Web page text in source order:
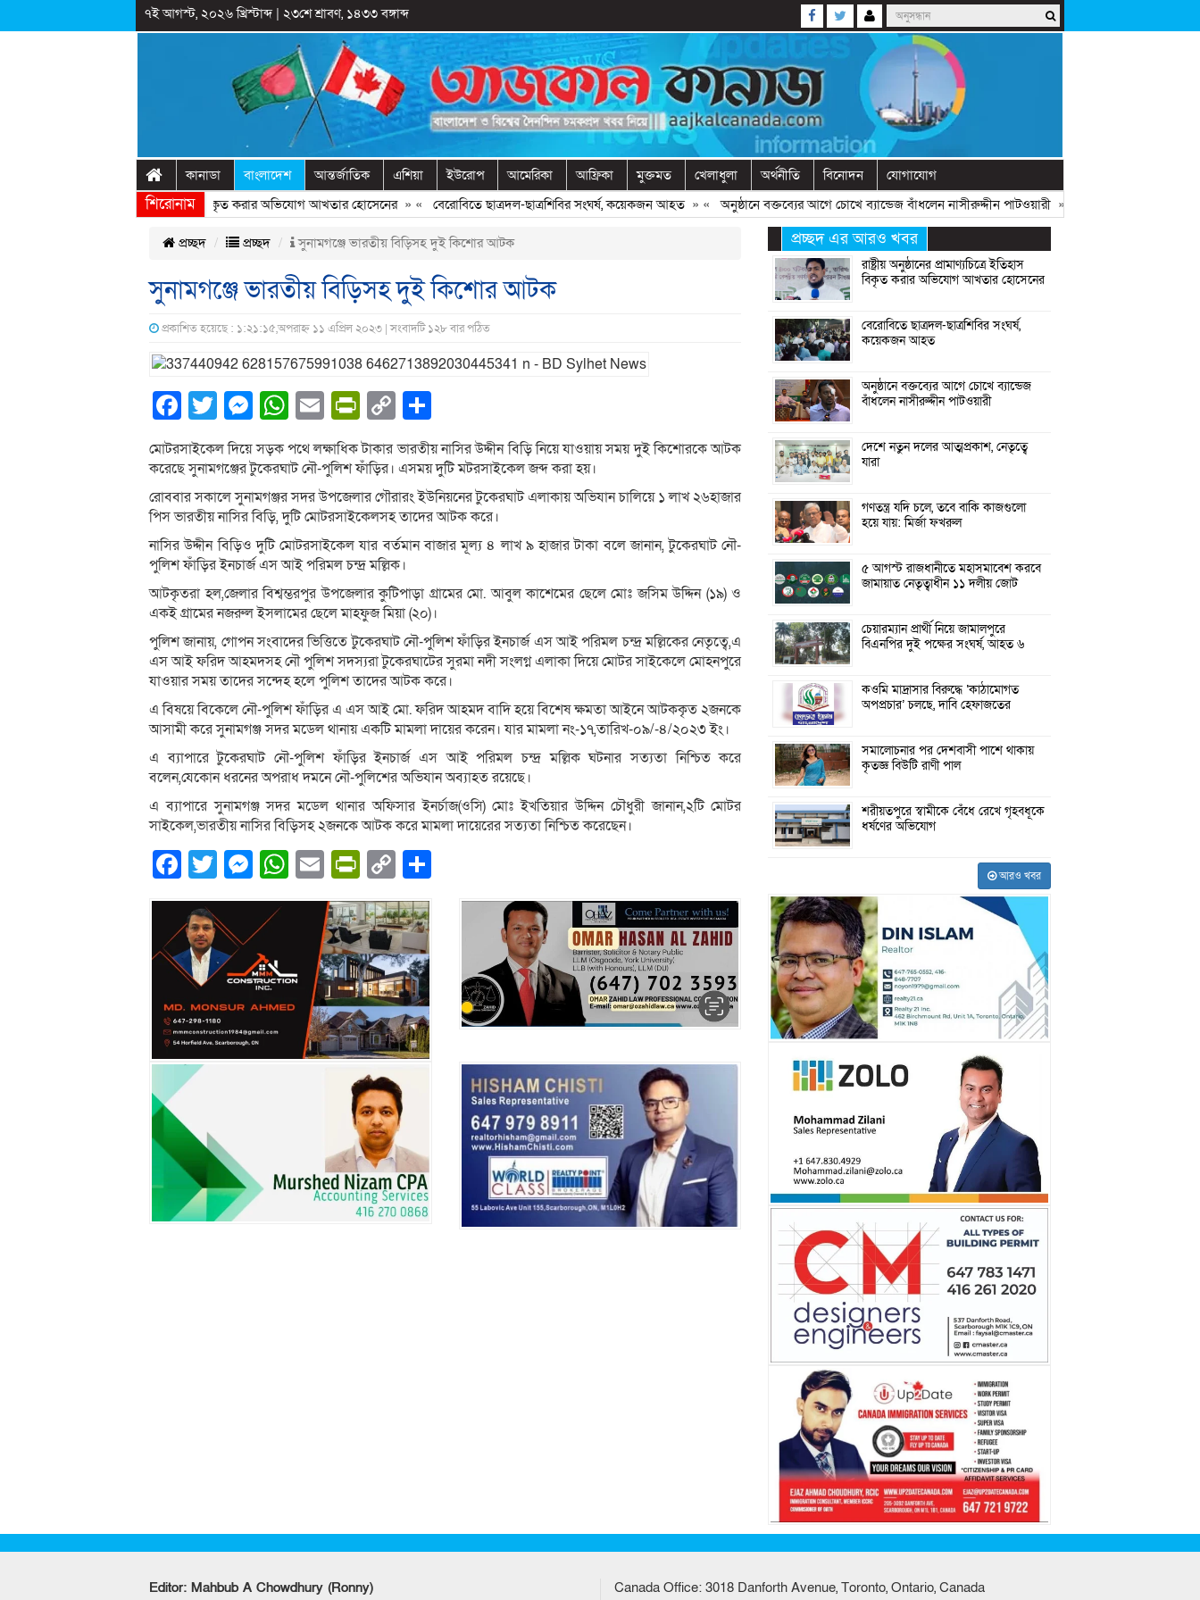
৭ই আগস্ট, ২০২৬ খ্রিস্টাব্দ| ২৩শে শ্রাবণ, ১৪৩৩ বঙ্গাব্দ
কানাডা বাংলাদেশ আন্তর্জাতিক এশিয়া ইউরোপ আমেরিকা আফ্রিকা মুক্তমত খেলাধুলা অর্থনীতি বিনোদন যোগাযোগ
শিরোনাম
অনুষ্ঠানের প্রামাণ্যচিত্রে ইতিহাস বিকৃত করার অভিযোগ আখতার হোসেনের» «বেরোবিতে ছাত্রদল-ছাত্রশিবির সংঘর্ষ, কয়েকজন আহত» «অনুষ্ঠানে বক্তব্যের আগে চোখে ব্যান্ডেজ বাঁধলেন নাসীরুদ্দীন পাটওয়ারী» «দেশে নতুন দলের আত্মপ্রকাশ,
প্রচ্ছদ প্রচ্ছদ সুনামগঞ্জে ভারতীয় বিড়িসহ দুই কিশোর আটক
সুনামগঞ্জে ভারতীয় বিড়িসহ দুই কিশোর আটক
প্রকাশিত হয়েছে : ১:২১:১৫,অপরাহ্ন ১১ এপ্রিল ২০২৩ | সংবাদটি ১২৮ বার পঠিত
Facebook
Twitter
Messenger
WhatsApp
EmailPrintFriendly
Copy
Link
মোটরসাইকেল দিয়ে সড়ক পথে লক্ষাধিক টাকার ভারতীয় নাসির উদ্দীন বিড়ি নিয়ে যাওয়ায় সময় দুই কিশোরকে আটক
করেছে সুনামগঞ্জের টুকেরঘাট নৌ-পুলিশ ফাঁড়ির। এসময় দুটি মটরসাইকেল জব্দ করা হয়।
রোববার সকালে সুনামগঞ্জর সদর উপজেলার গৌরারং ইউনিয়নের টুকেরঘাট এলাকায় অভিযান চালিয়ে ১ লাখ ২৬হাজার
পিস ভারতীয় নাসির বিড়ি, দুটি মোটরসাইকেলসহ তাদের আটক করে।
নাসির উদ্দীন বিড়িও দুটি মোটরসাইকেল যার বর্তমান বাজার মূল্য ৪ লাখ ৯ হাজার টাকা বলে জানান, টুকেরঘাট নৌ-
পুলিশ ফাঁড়ির ইনচার্জ এস আই পরিমল চন্দ্র মল্লিক।
আটকৃতরা হল,জেলার বিশ্বম্ভরপুর উপজেলার কুটিপাড়া গ্রামের মো. আবুল কাশেমের ছেলে মোঃ জসিম উদ্দিন (১৯) ও
একই গ্রামের নজরুল ইসলামের ছেলে মাহফুজ মিয়া (২০)।
পুলিশ জানায়, গোপন সংবাদের ভিত্তিতে টুকেরঘাট নৌ-পুলিশ ফাঁড়ির ইনচার্জ এস আই পরিমল চন্দ্র মল্লিকের নেতৃত্বে,এ
এস আই ফরিদ আহমদসহ নৌ পুলিশ সদস্যরা টুকেরঘাটের সুরমা নদী সংলগ্ন এলাকা দিয়ে মোটর সাইকেলে মোহনপুরে
যাওয়ার সময় তাদের সন্দেহ হলে পুলিশ তাদের আটক করে।
এ বিষয়ে বিকেলে নৌ-পুলিশ ফাঁড়ির এ এস আই মো. ফরিদ আহমদ বাদি হয়ে বিশেষ ক্ষমতা আইনে আটককৃত ২জনকে
আসামী করে সুনামগঞ্জ সদর মডেল থানায় একটি মামলা দায়ের করেন। যার মামলা নং-১৭,তারিখ-০৯/-৪/২০২৩ ইং।
এ ব্যাপারে টুকেরঘাট নৌ-পুলিশ ফাঁড়ির ইনচার্জ এস আই পরিমল চন্দ্র মল্লিক ঘটনার সত্যতা নিশ্চিত করে
বলেন,যেকোন ধরনের অপরাধ দমনে নৌ-পুলিশের অভিযান অব্যাহত রয়েছে।
এ ব্যাপারে সুনামগঞ্জ সদর মডেল থানার অফিসার ইনর্চাজ(ওসি) মোঃ ইখতিয়ার উদ্দিন চৌধুরী জানান,২টি মোটর
সাইকেল,ভারতীয় নাসির বিড়িসহ ২জনকে আটক করে মামলা দায়েরের সত্যতা নিশ্চিত করেছেন।
Facebook
Twitter
Messenger
WhatsApp
EmailPrintFriendly
Copy
Link
প্রচ্ছদ এর আরও খবর
রাষ্ট্রীয় অনুষ্ঠানের প্রামাণ্যচিত্রে ইতিহাস
বিকৃত করার অভিযোগ আখতার হোসেনের
বেরোবিতে ছাত্রদল-ছাত্রশিবির সংঘর্ষ,
কয়েকজন আহত
অনুষ্ঠানে বক্তব্যের আগে চোখে ব্যান্ডেজ
বাঁধলেন নাসীরুদ্দীন পাটওয়ারী
দেশে নতুন দলের আত্মপ্রকাশ, নেতৃত্বে
যারা
গণতন্ত্র যদি চলে, তবে বাকি কাজগুলো
হয়ে যায়: মির্জা ফখরুল
৫ আগস্ট রাজধানীতে মহাসমাবেশ করবে
জামায়াত নেতৃত্বাধীন ১১ দলীয় জোট
চেয়ারম্যান প্রার্থী নিয়ে জামালপুরে
বিএনপির দুই পক্ষের সংঘর্ষ, আহত ৬
কওমি মাদ্রাসার বিরুদ্ধে ‘কাঠামোগত
অপপ্রচার’ চলছে, দাবি হেফাজতের
সমালোচনার পর দেশবাসী পাশে থাকায়
কৃতজ্ঞ বিউটি রাণী পাল
শরীয়তপুরে স্বামীকে বেঁধে রেখে গৃহবধূকে
ধর্ষণের অভিযোগ
আরও খবর
Editor: Mahbub A Chowdhury (Ronny)
Canada Office: 3018 Danforth Avenue, Toronto, Ontario, Canada